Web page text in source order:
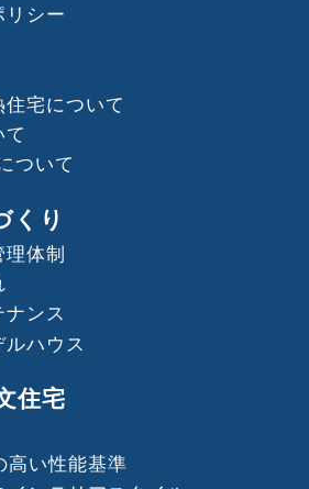
リシー
宅について
て
ついて
くり
体制
ナンス
ハウス
住宅
い性能基準